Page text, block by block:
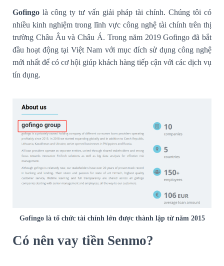
Gofingo là công ty tư vấn giải pháp tài chính. Chúng tôi có
nhiều kinh nghiệm trong lĩnh vực công nghệ tài chính trên thị
trường Châu Âu và Châu Á. Trong năm 2019 Gofingo đã bắt
đầu hoạt động tại Việt Nam với mục đích sử dụng công nghệ
mới nhất để có cơ hội giúp khách hàng tiếp cận với các dịch vụ
tín dụng.
Gofingo là tổ chức tài chính lớn được thành lập từ năm 2015
Có nên vay tiền Senmo?